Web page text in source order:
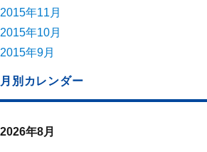
2015年11月
2015年10月
2015年9月
月別カレンダー
2026年8月